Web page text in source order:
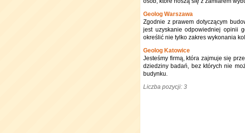
Geolog Warszawa
Zgodnie z prawem dotyczącym
jest uzyskanie odpowiedniej opinii
określić nie tylko zakres wykonania
Geolog Katowice
Jesteśmy firmą, która zajmuje się
dziedziny badań, bez których nie
budynku.
Liczba pozycji: 3